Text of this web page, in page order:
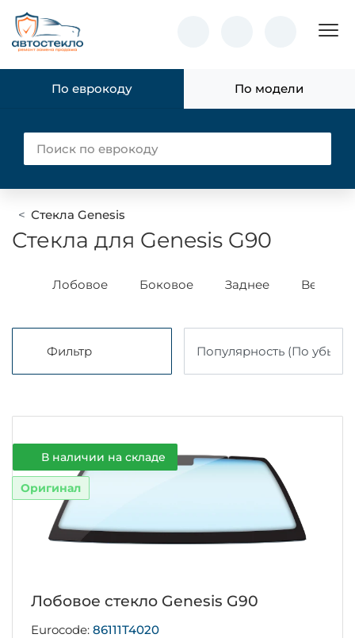
По еврокоду По модели
Стекла Genesis
Стекла для Genesis G90
Лобовое Боковое Заднее Benson
Фильтр
В наличии на складе
Оригинал
Лобовое стекло Genesis G90
Eurocode: 86111T4020